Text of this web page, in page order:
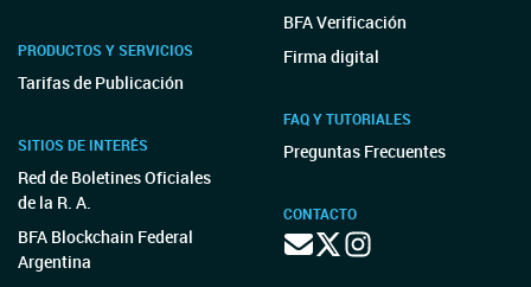
PRODUCTOS Y SERVICIOS
Tarifas de Publicación
SITIOS DE INTERÉS
Red de Boletines Oficiales
de la R. A.
BFA Blockchain Federal
Argentina
BFA Verificación
Firma digital
FAQ Y TUTORIALES
Preguntas Frecuentes
CONTACTO